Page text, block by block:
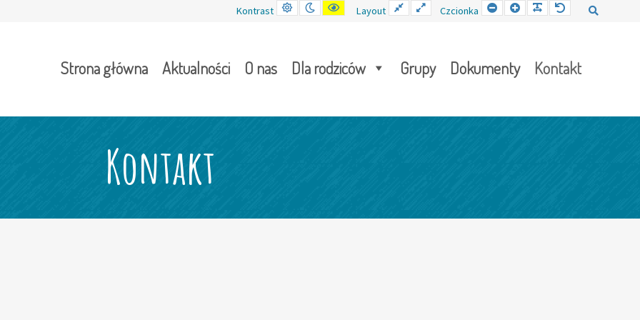
Kontrast Kontrast
domyślny
Tryb
nocny
Kontrast
żółto-Layout Stały
układ
Wide
layout
Czcionka Mniejsza
czcionka
CzcionkaCzcionkaCzcionka
Strona główna Aktualności O nas Dla rodziców Grupy Dokumenty Kontakt
Kontakt